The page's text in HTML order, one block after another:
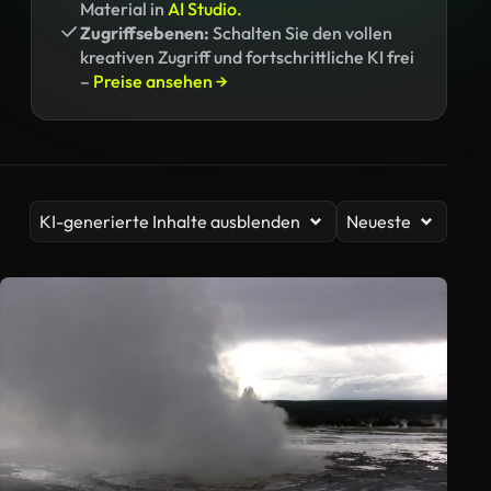
Material in AI Studio.
Zugriffsebenen: Schalten Sie den vollen
kreativen Zugriff und fortschrittliche KI frei
– Preise ansehen →
KI-generierte Inhalte ausblenden Neueste